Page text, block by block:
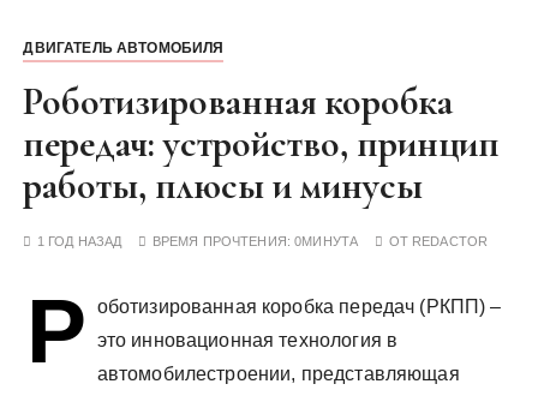
ДВИГАТЕЛЬ АВТОМОБИЛЯ
Роботизированная коробка
передач: устройство, принцип
работы, плюсы и минусы
1 ГОД НАЗАД ВРЕМЯ ПРОЧТЕНИЯ:0МИНУТА ОТ REDACTOR
Р
оботизированная коробка передач (РКПП) –
это инновационная технология в
автомобилестроении, представляющая